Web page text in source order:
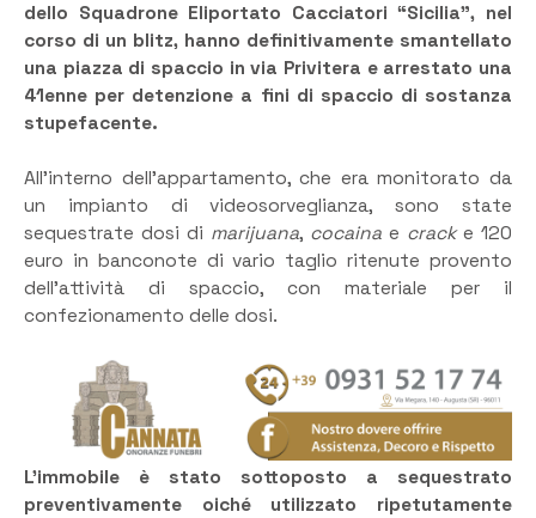
dello Squadrone Eliportato Cacciatori “Sicilia”, nel
corso di un blitz, hanno definitivamente smantellato
una piazza di spaccio in via Privitera e arrestato una
41enne per detenzione a fini di spaccio di sostanza
stupefacente.
All’interno dell’appartamento, che era monitorato da
un impianto di videosorveglianza, sono state
sequestrate dosi di marijuana, cocaina e cracke 120
euro in banconote di vario taglio ritenute provento
dell’attività di spaccio, con materiale per il
confezionamento delle dosi.
L’immobile è stato sottoposto a sequestrato
preventivamente oiché utilizzato ripetutamente